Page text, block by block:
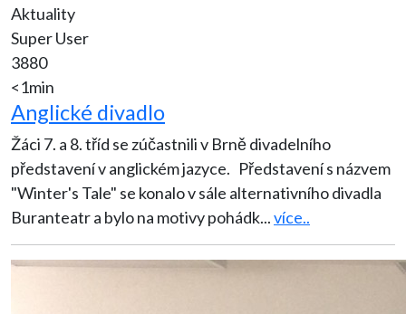
Aktuality
Super User
3880
<1min
Anglické divadlo
Žáci 7. a 8. tříd se zúčastnili v Brně divadelního
představení v anglickém jazyce. Představení s názvem
"Winter's Tale" se konalo v sále alternativního divadla
Buranteatr a bylo na motivy pohádk...více..